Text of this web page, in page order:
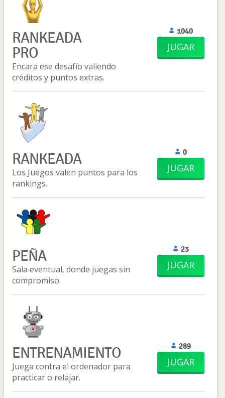
RANKEADA
PRO
Encara ese desafío valiendo
créditos y puntos extras.
1040
JUGAR
RANKEADA
Los Juegos valen puntos para los
rankings.
0
JUGAR
PEÑA
Sala eventual, donde juegas sin
compromiso.
23
JUGAR
ENTRENAMIENTO
Juega contra el ordenador para
practicar o relajar.
289
JUGAR